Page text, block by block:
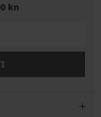
kn